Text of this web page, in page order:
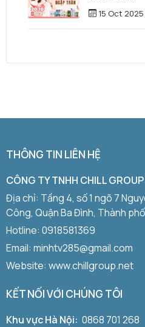
15 Oct 2025
THÔNG TIN LIÊN HỆ
CÔNG TY TNHH CHILL GROUP
Địa chỉ: Tầng 4, số 1 ngõ 7
Công, Quận Ba Đình, Thành phố
Hotline: 0918581369
Email: minhtv285@gmail.com
Website: www.chillgroup.net
KẾT NỐI VỚI CHÚNG TÔI
Khu vực Hà Nội: 0868 701 268